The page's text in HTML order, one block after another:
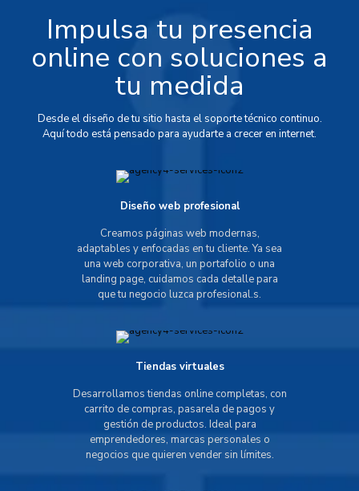
Impulsa tu presencia
online con soluciones a
tu medida
Desde el diseño de tu sitio hasta el soporte técnico continuo.
Aquí todo está pensado para ayudarte a crecer en internet.
Diseño web profesional
Creamos páginas web modernas,
adaptables y enfocadas en tu cliente. Ya sea
una web corporativa, un portafolio o una
landing page, cuidamos cada detalle para
que tu negocio luzca profesional.s.
Tiendas virtuales
Desarrollamos tiendas online completas, con
carrito de compras, pasarela de pagos y
gestión de productos. Ideal para
emprendedores, marcas personales o
negocios que quieren vender sin límites.